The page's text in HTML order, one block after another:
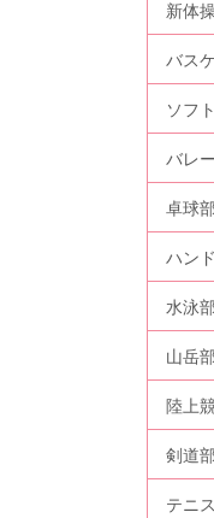
新体
バス
ソフ
バレ
卓球部
ハン
水泳部
山岳部
陸上
剣道部
テニ